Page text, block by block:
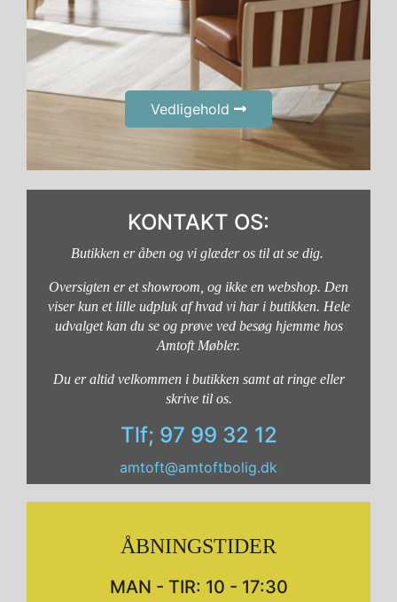
Vedligehold
KONTAKT OS:
Butikken er åben og vi glæder os til at se dig.
Oversigten er et showroom, og ikke en webshop. Den
viser kun et lille udpluk af hvad vi har i butikken. Hele
udvalget kan du se og prøve ved besøg hjemme hos
Amtoft Møbler.
Du er altid velkommen i butikken samt at ringe eller
skrive til os.
Tlf; 97 99 32 12
amtoft@amtoftbolig.dk
ÅBNINGSTIDER
MAN - TIR: 10 - 17:30